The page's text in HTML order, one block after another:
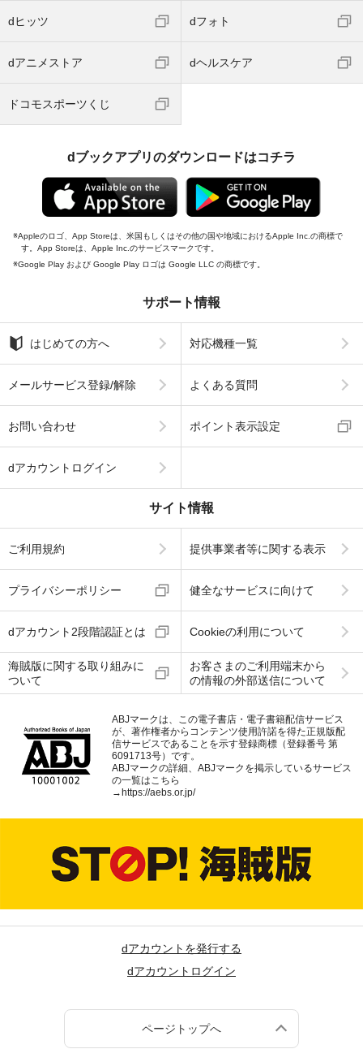
dヒッツ dフォト
dアニメストア dヘルスケア
ドコモスポーツくじ
dブックアプリのダウンロードはコチラ
Appleのロゴ、App Storeは、米国もしくはその他の国や地域におけるApple Inc.の商標で
す。App Storeは、Apple Inc.のサービスマークです。
Google Play および Google Play ロゴは Google LLC の商標です。
サポート情報
はじめての方へ 対応機種一覧
メールサービス登録/解除 よくある質問
お問い合わせ ポイント表示設定
dアカウントログイン
サイト情報
ご利用規約 提供事業者等に関する表示
プライバシーポリシー 健全なサービスに向けて
dアカウント2段階認証とは Cookieの利用について
海賊版に関する取り組みに
ついて
お客さまのご利用端末から
の情報の外部送信について
ABJマークは、この電子書店・電子書籍配信サービス
が、著作権者からコンテンツ使用許諾を得た正規版配
信サービスであることを示す登録商標（登録番号 第
6091713号）です。
ABJマークの詳細、ABJマークを掲示しているサービス
の一覧はこちら
→https://aebs.or.jp/
dアカウントを発行する
dアカウントログイン
ページトップへ